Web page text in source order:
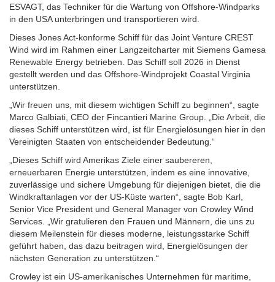
ESVAGT, das Techniker für die Wartung von Offshore-Windparks
in den USA unterbringen und transportieren wird.
Dieses Jones Act-konforme Schiff für das Joint Venture CREST
Wind wird im Rahmen einer Langzeitcharter mit Siemens Gamesa
Renewable Energy betrieben. Das Schiff soll 2026 in Dienst
gestellt werden und das Offshore-Windprojekt Coastal Virginia
unterstützen.
„Wir freuen uns, mit diesem wichtigen Schiff zu beginnen“, sagte
Marco Galbiati, CEO der Fincantieri Marine Group. „Die Arbeit, die
dieses Schiff unterstützen wird, ist für Energielösungen hier in den
Vereinigten Staaten von entscheidender Bedeutung.“
„Dieses Schiff wird Amerikas Ziele einer saubereren,
erneuerbaren Energie unterstützen, indem es eine innovative,
zuverlässige und sichere Umgebung für diejenigen bietet, die die
Windkraftanlagen vor der US-Küste warten“, sagte Bob Karl,
Senior Vice President und General Manager von Crowley Wind
Services. „Wir gratulieren den Frauen und Männern, die uns zu
diesem Meilenstein für dieses moderne, leistungsstarke Schiff
geführt haben, das dazu beitragen wird, Energielösungen der
nächsten Generation zu unterstützen.“
Crowley ist ein US-amerikanisches Unternehmen für maritime,